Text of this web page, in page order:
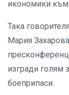
икономики към
Така
Мария
изгради голям
боеприпаси.